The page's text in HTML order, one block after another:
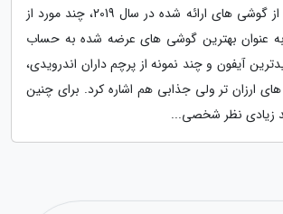
در بین شمار زیادی از گوشی های ارائه شده در سال 2019، چند مورد از
عنوان بهترین گوشی های عرضه شده به حساب
آیفون و چند نمونه از پرچم داران اندرویدی،
ارزان تر ولی جذابی هم اشاره کرد. برای چنین
زیادی نظر شخصی...